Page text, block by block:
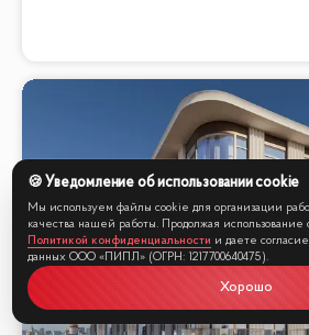
🍪 Уведомление об использовании cookie
Мы используем файлы cookie для организации
качества нашей работы. Продолжая использование
Политикой конфиденциальности и даете
данных ООО «ПИПЛ» (ОГРН: 1217700640475).
Хорошо